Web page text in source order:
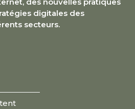
des nouvelles pratiques
digitales des
secteurs.